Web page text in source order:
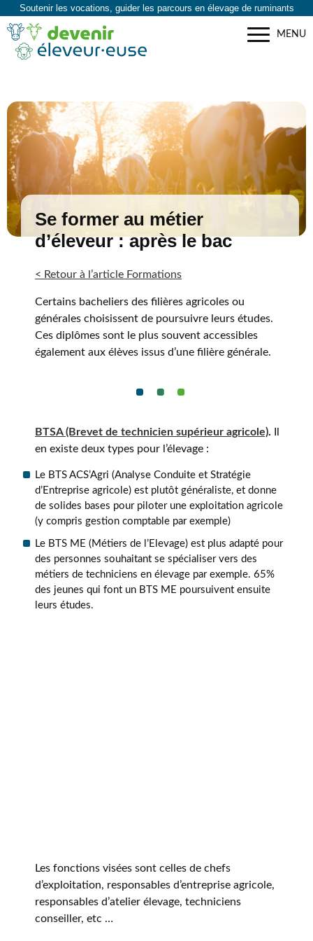
Soutenir les vocations, guider les parcours en élevage de ruminants
MENU
Se former au métier
d’éleveur : après le bac
< Retour à l’article Formations
Certains bacheliers des filières agricoles ou
générales choisissent de poursuivre leurs études.
Ces diplômes sont le plus souvent accessibles
également aux élèves issus d’une filière générale.
BTSA (Brevet de technicien supérieur agricole).
en existe deux types pour l’élevage :
Le BTS ACS’Agri (Analyse Conduite et Stratégie
d’Entreprise agricole) est plutôt généraliste, et donne
de solides bases pour piloter une exploitation agricole
(y compris gestion comptable par exemple)
Le BTS ME (Métiers de l’Elevage) est plus adapté pour
des personnes souhaitant se spécialiser vers des
métiers de techniciens en élevage par exemple. 65%
des jeunes qui font un BTS ME poursuivent ensuite
leurs études.
Les fonctions visées sont celles de chefs
d’exploitation, responsables d’entreprise agricole,
responsables d’atelier élevage, techniciens
conseiller, etc …